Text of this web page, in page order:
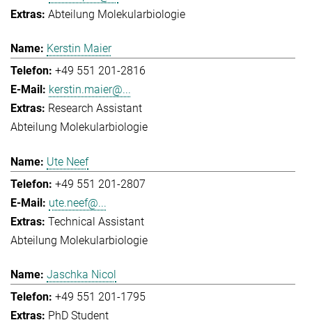
Abteilung Molekularbiologie
Kerstin Maier
+49 551 201-2816
kerstin.maier@...
Research Assistant
Abteilung Molekularbiologie
Ute Neef
+49 551 201-2807
ute.neef@...
Technical Assistant
Abteilung Molekularbiologie
Jaschka Nicol
+49 551 201-1795
PhD Student